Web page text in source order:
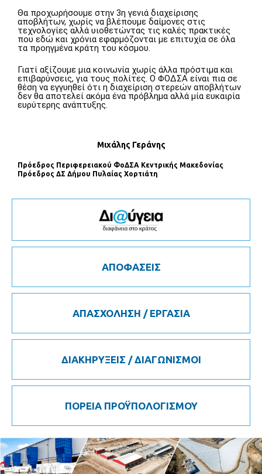
Θα προχωρήσουμε στην 3η γενιά διαχείρισης
αποβλήτων, χωρίς να βλέπουμε δαίμονες στις
τεχνολογίες αλλά υιοθετώντας τις καλές πρακτικές
που εδώ και χρόνια εφαρμόζονται με επιτυχία σε όλα
τα προηγμένα κράτη του κόσμου.
Γιατί αξίζουμε μια κοινωνία χωρίς άλλα πρόστιμα και
επιβαρύνσεις, για τους πολίτες. Ο ΦΟΔΣΑ είναι πια σε
θέση να εγγυηθεί ότι η διαχείριση στερεών αποβλήτων
δεν θα αποτελεί ακόμα ένα πρόβλημα αλλά μία ευκαιρία
ευρύτερης ανάπτυξης.
Μιχάλης Γεράνης
Πρόεδρος Περιφερειακού ΦοΔΣΑ Κεντρικής Μακεδονίας
Πρόεδρος ΔΣ Δήµου Πυλαίας Χορτιάτη
ΑΠΟΦΑΣΕΙΣ
ΑΠΑΣΧΟΛΗΣΗ / ΕΡΓΑΣΙΑ
ΔΙΑΚΗΡΥΞΕΙΣ / ΔΙΑΓΩΝΙΣΜΟΙ
ΠΟΡΕΙΑ ΠΡΟΫΠΟΛΟΓΙΣΜΟΥ